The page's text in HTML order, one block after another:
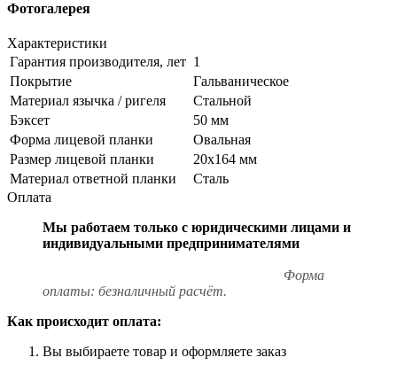
Фотогалерея
Характеристики
Гарантия производителя, лет 1
Покрытие
Гальваническое
Материал язычка / ригеля
Стальной
Бэксет
50 мм
Форма лицевой планки
Овальная
Размер лицевой планки
20x164 мм
Материал ответной планки
Сталь
Оплата
Мы работаем только с юридическими лицами и
индивидуальными предпринимателями
Форма
оплаты: безналичный расчёт.
Как происходит оплата:
Вы выбираете товар и оформляете заказ